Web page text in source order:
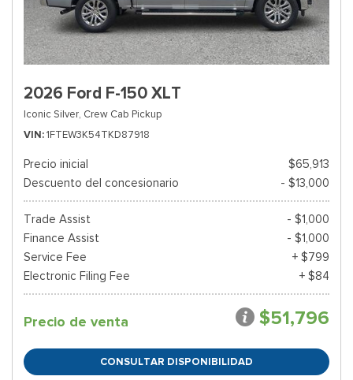
2026 Ford F-150 XLT
Iconic Silver, Crew Cab Pickup
VIN 1FTEW3K54TKD87918
Precio inicial
$65,913
Descuento del concesionario
- $13,000
Trade Assist
- $1,000
Finance Assist
- $1,000
Service Fee
+ $799
Electronic Filing Fee
+ $84
Precio de venta $51,796
CONSULTAR DISPONIBILIDAD